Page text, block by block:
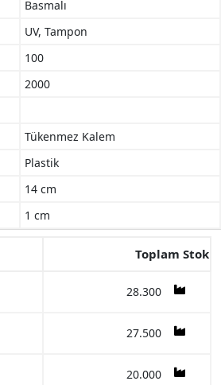
Basmalı
UV, Tampon
100
2000
Tükenmez Kalem
Plastik
14 cm
1 cm
Toplam Stok
28.300
27.500
20.000